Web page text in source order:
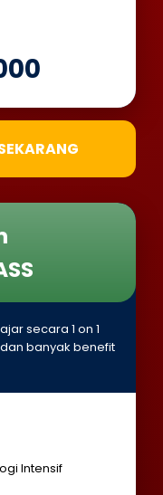
secara 1 on 1
banyak benefit
Intensif